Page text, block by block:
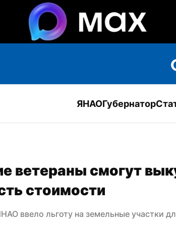
ЯНАОГубернатор
ветераны смогут
стоимости
ввело льготу на земельные участки